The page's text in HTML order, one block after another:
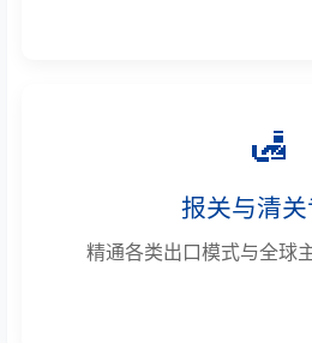
🛃
报关与清关
精通各类出口模式与全球